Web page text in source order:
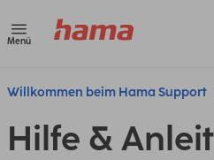
Menü
Willkommen beim Hama Support
Hilfe &